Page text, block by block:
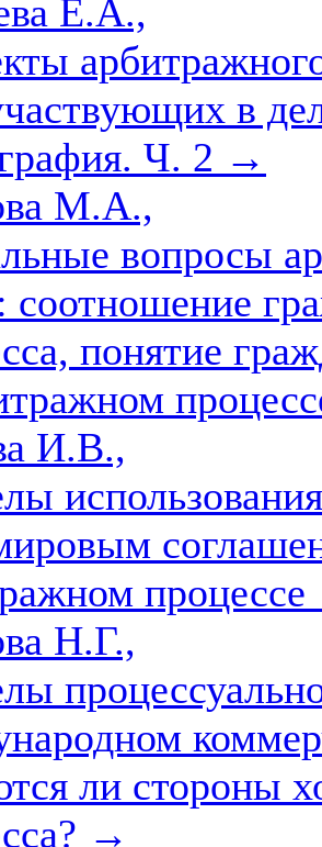
Е.А.,
в
Ч. 2 →
М.А.,
вопросы
соотношение
понятие
И.В.,
процессе
Н.Г.,
ли стороны
→